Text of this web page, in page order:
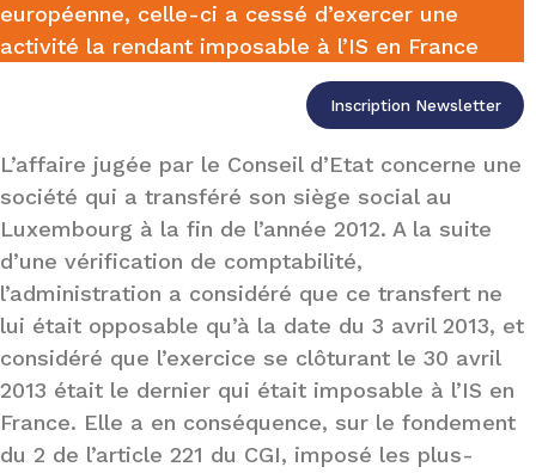
européenne, celle-ci a cessé d’exercer une
activité la rendant imposable à l’IS en France
Inscription Newsletter
L’affaire jugée par le Conseil d’Etat concerne une
société qui a transféré son siège social au
Luxembourg à la fin de l’année 2012. A la suite
d’une vérification de comptabilité,
l’administration a considéré que ce transfert ne
lui était opposable qu’à la date du 3 avril 2013, et
considéré que l’exercice se clôturant le 30 avril
2013 était le dernier qui était imposable à l’IS en
France. Elle a en conséquence, sur le fondement
du 2 de l’article 221 du CGI, imposé les plus-